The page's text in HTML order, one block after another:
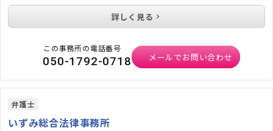
詳しく見る
この事務所の電話番号
050-1792-0718 メールでお問い合わせ
弁護士
いずみ総合法律事務所